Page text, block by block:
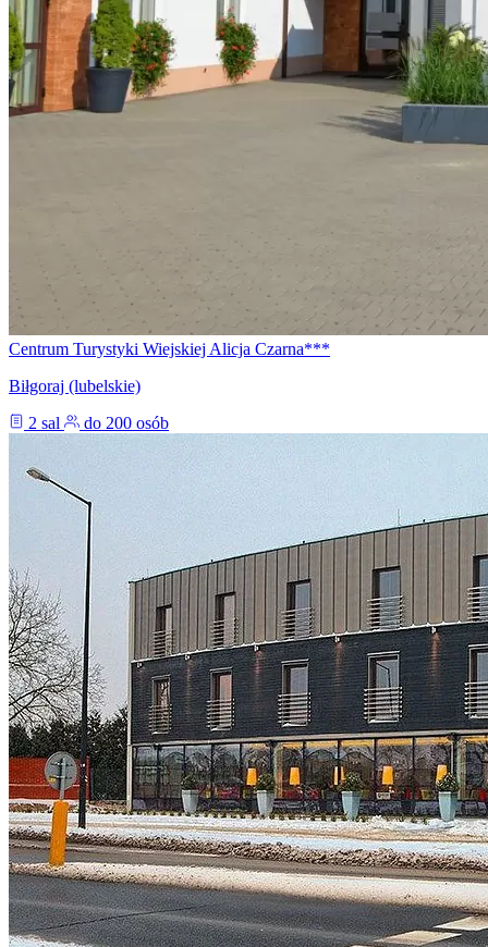
Centrum Turystyki Wiejskiej Alicja Czarna***
Biłgoraj (lubelskie)
2 sal
do 200 osób